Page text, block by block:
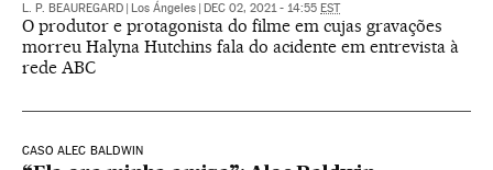
L. P. BEAUREGARD Los Ángeles DEC 02, 2021 - 14:55 EST
O produtor e protagonista do filme em cujas gravações
morreu Halyna Hutchins fala do acidente em entrevista à
rede ABC
CASO ALEC BALDWIN